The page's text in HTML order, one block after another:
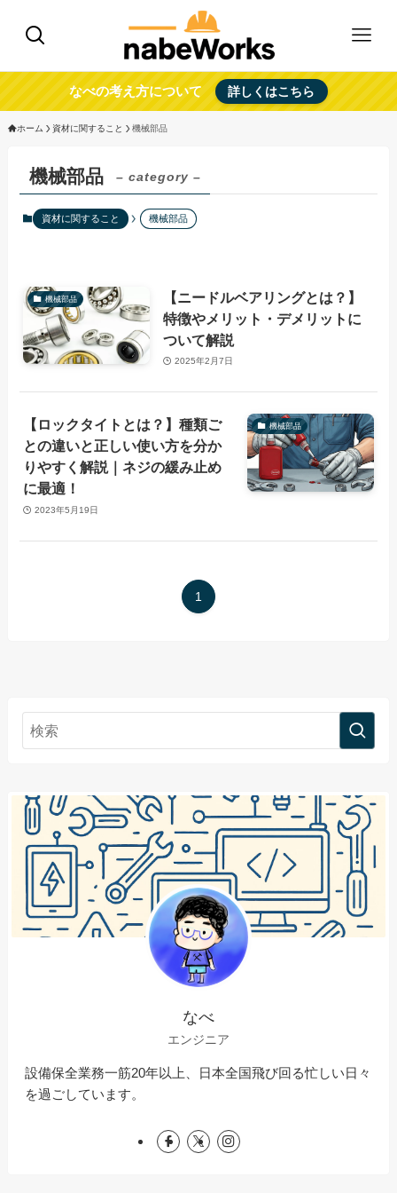
なべの考え方について 詳しくはこちら
ホーム 資材に関すること 機械部品
機械部品 – category –
資材に関すること 機械部品
機械部品
【ニードルベアリングとは？】
特徴やメリット・デメリットに
ついて解説
2025年2月7日
機械部品
【ロックタイトとは？】種類ご
との違いと正しい使い方を分か
りやすく解説｜ネジの緩み止め
に最適！
2023年5月19日
1
なべ
エンジニア
設備保全業務一筋20年以上、日本全国飛び回る忙しい日々
を過ごしています。